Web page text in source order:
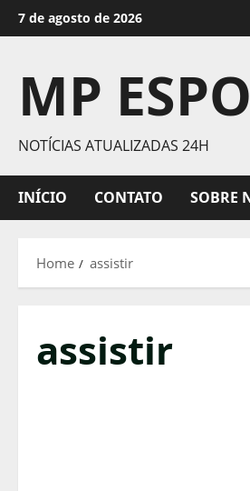
Skip
to
7 de agosto de 2026
MP
NOTÍCIAS ATUALIZADAS 24H
INÍCIO CONTATO SOBRE
Home assistir
assistir